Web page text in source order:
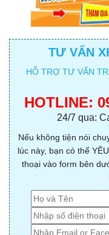
TƯ VẤN
HỖ TRỢ TƯ VẤN
HOTLINE:
24/7 qua:
Nếu không tiện nói
lúc này, bạn có thể
thoại vào form bên